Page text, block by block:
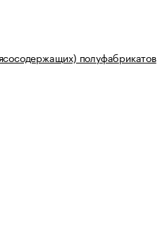
полуфабрикатов